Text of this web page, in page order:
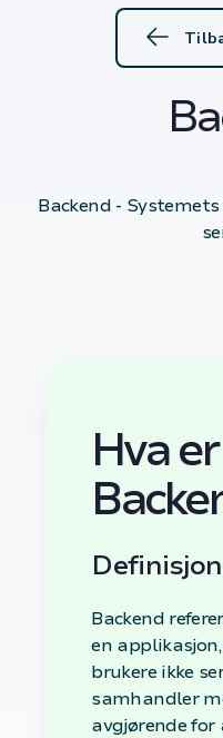
Backend -
Hva er
Backend
en
brukere ikke
samhandler
avgjørende for